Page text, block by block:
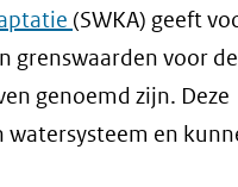
(SWKA) geeft
grenswaarden voor de
genoemd zijn. Deze
en